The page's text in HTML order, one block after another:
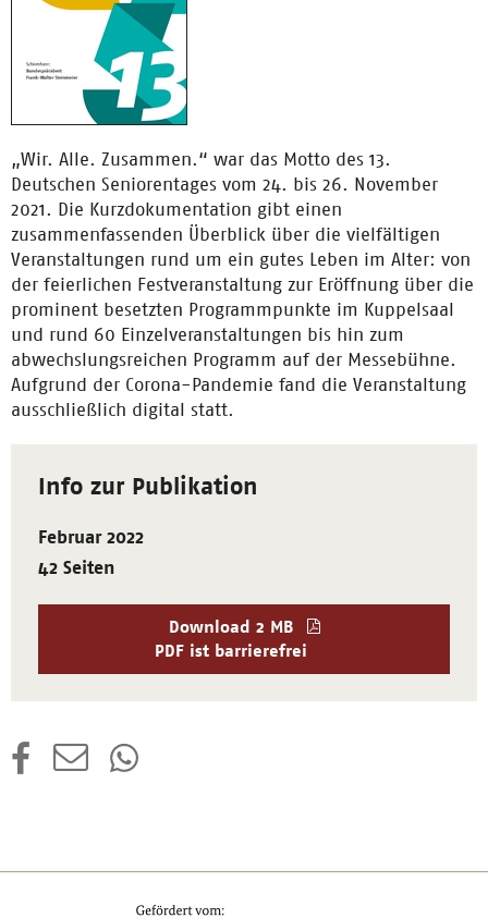
„Wir. Alle. Zusammen.“ war das Motto des 13.
Deutschen Seniorentages vom 24. bis 26. November
2021. Die Kurzdokumentation gibt einen
zusammenfassenden Überblick über die vielfältigen
Veranstaltungen rund um ein gutes Leben im Alter: von
der feierlichen Festveranstaltung zur Eröffnung über die
prominent besetzten Programmpunkte im Kuppelsaal
und rund 60 Einzelveranstaltungen bis hin zum
abwechslungsreichen Programm auf der Messebühne.
Aufgrund der Corona-Pandemie fand die Veranstaltung
ausschließlich digital statt.
Info zur Publikation
Februar 2022
42 Seiten
Download 2 MB
PDF ist barrierefrei